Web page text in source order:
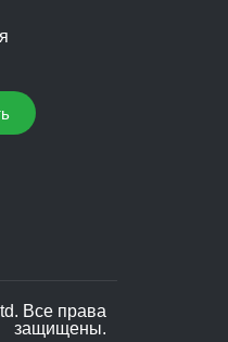
Все права
защищены.